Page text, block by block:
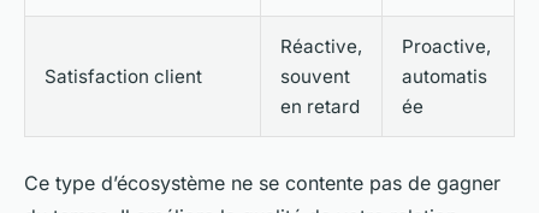
Satisfaction client
Réactive,
souvent
en retard
Proactive,
automatis
ée
Ce type d’écosystème ne se contente pas de gagner